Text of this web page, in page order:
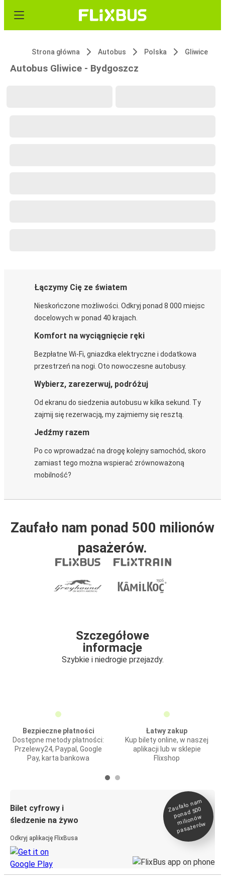
Strona główna Autobus Polska Gliwice
Autobus Gliwice - Bydgoszcz
Łączymy Cię ze światem
Nieskończone możliwości. Odkryj ponad 8 000 miejsc
docelowych w ponad 40 krajach.
Komfort na wyciągnięcie ręki
Bezpłatne Wi-Fi, gniazdka elektryczne i dodatkowa
przestrzeń na nogi. Oto nowoczesne autobusy.
Wybierz, zarezerwuj, podróżuj
Od ekranu do siedzenia autobusu w kilka sekund. Ty
zajmij się rezerwacją, my zajmiemy się resztą.
Jedźmy razem
Po co wprowadzać na drogę kolejny samochód, skoro
zamiast tego można wspierać zrównoważoną
mobilność?
Zaufało nam ponad 500 milionów
pasażerów.
Szczegółowe
informacje
Szybkie i niedrogie przejazdy.
Bezpieczne płatności
Dostępne metody płatności:
Przelewy24, Paypal, Google
Pay, karta bankowa
Łatwy zakup
Kup bilety online, w naszej
aplikacji lub w sklepie
Flixshop
Bilet cyfrowy i
śledzenie na żywo
Odkryj aplikację FlixBusa
Zaufało na
m
ponad 500
milionó
w
pasażeró
w